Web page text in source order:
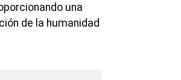
una
de la humanidad